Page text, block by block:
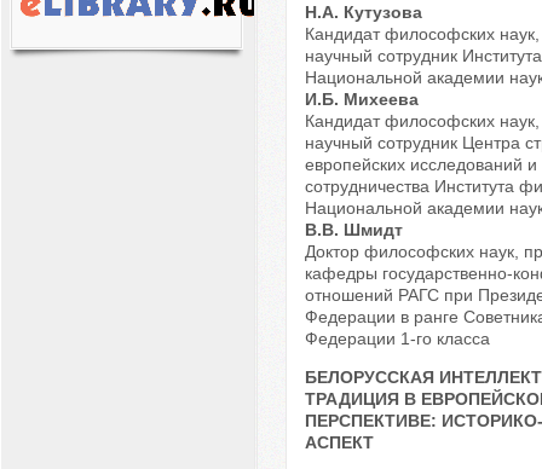
Н.А. Кутузова
Кандидат философских
научный сотрудник
Национальной академии
И.Б. Михеева
Кандидат философских
научный сотрудник Центра
европейских исследований и
сотрудничества Института
Национальной академии
В.В. Шмидт
Доктор философских наук,
кафедры государственно-
отношений РАГС при
Федерации в ранге
Федерации 1-го класса
БЕЛОРУССКАЯ
ТРАДИЦИЯ В
ПЕРСПЕКТИВЕ:
АСПЕКТ